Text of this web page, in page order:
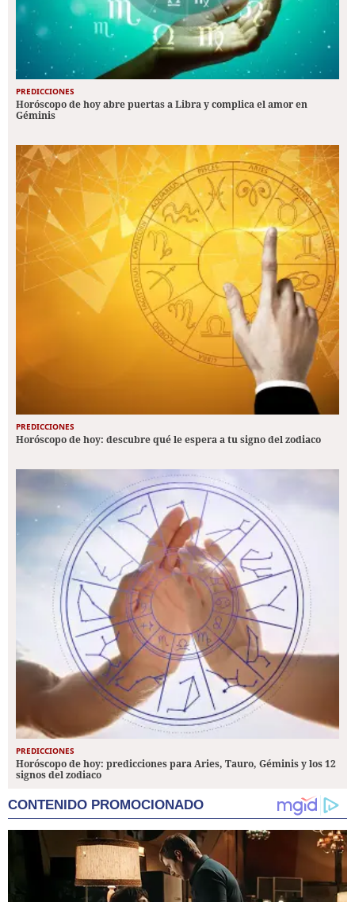
PREDICCIONES
Horóscopo de hoy abre puertas a Libra y complica el amor en
Géminis
PREDICCIONES
Horóscopo de hoy: descubre qué le espera a tu signo del zodiaco
PREDICCIONES
Horóscopo de hoy: predicciones para Aries, Tauro, Géminis y los 12
signos del zodiaco
CONTENIDO PROMOCIONADO